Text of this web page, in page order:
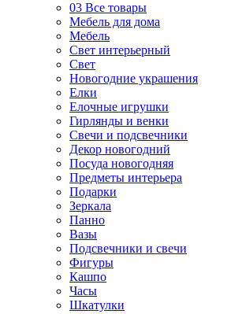
03 Все товары
Мебель для дома
Мебель
Свет интерьерный
Свет
Новогодние украшения
Елки
Елочные игрушки
Гирлянды и венки
Свечи и подсвечники
Декор новогодний
Посуда новогодняя
Предметы интерьера
Подарки
Зеркала
Панно
Вазы
Подсвечники и свечи
Фигуры
Кашпо
Часы
Шкатулки